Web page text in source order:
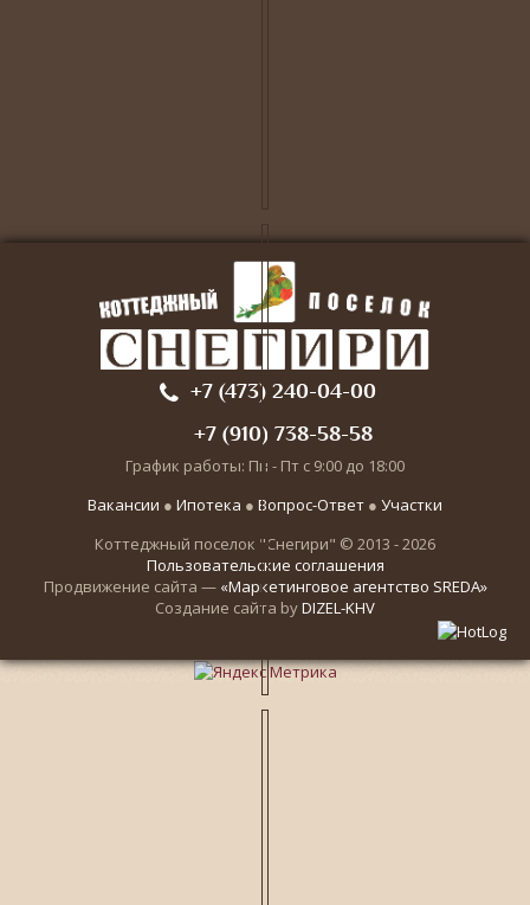
+7 (473) 240-04-00
+7 (910) 738-58-58
График работы: Пн - Пт с 9:00 до 18:00
Вакансии ● Ипотека ● Вопрос-Ответ ● Участки
Коттеджный поселок "Снегири" © 2013 - 2026
Пользовательские соглашения
Продвижение сайта — «Маркетинговое агентство SREDA»
Создание сайта byDIZEL-KHV